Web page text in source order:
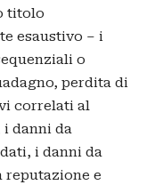
titolo
esaustivo – i
o
perdita di
correlati al
danni da
i danni da
reputazione e